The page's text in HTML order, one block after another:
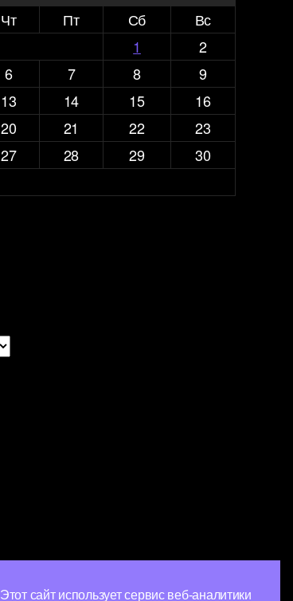
Чт Пт Сб
Вс
1
2
6 7 8
9
13 14 15
16
20 21 22
23
27 28 29
30
Этот сайт использует сервис веб-аналитики